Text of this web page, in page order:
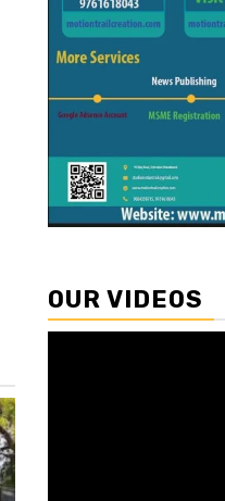
OUR VIDEOS